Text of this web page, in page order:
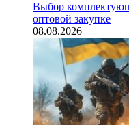
Выбор
оптовой закупке
08.08.2026